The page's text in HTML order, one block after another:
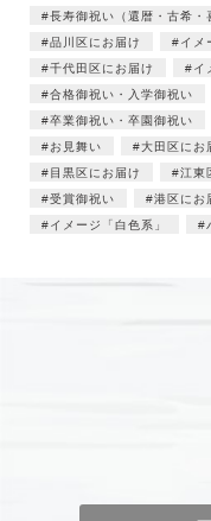
長寿御祝い（還暦・古希・
品川区にお届け
イメ
千代田区にお届け
イ
合格御祝い・入学御祝い
卒業御祝い・卒園御祝い
お見舞い
大田区にお
目黒区にお届け
江東
受賞御祝い
港区にお
イメージ「白色系」